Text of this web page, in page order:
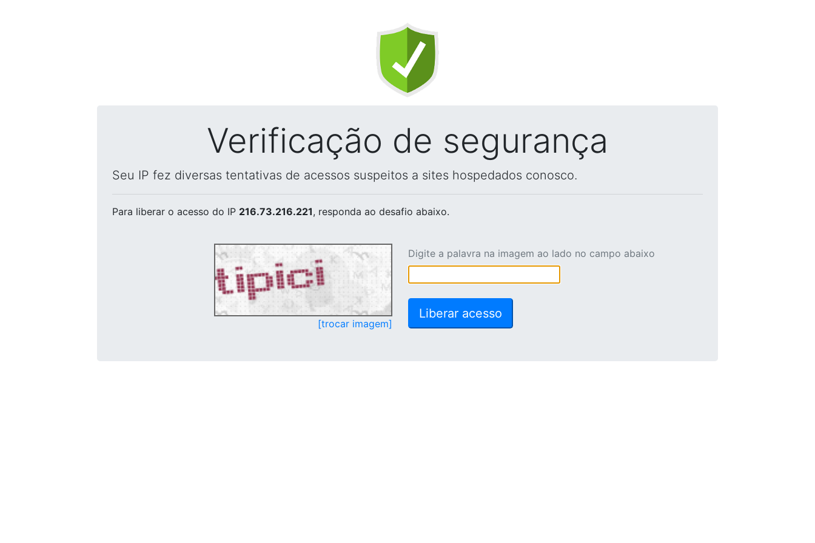
Verificação de segurança
Seu IP fez diversas tentativas de acessos suspeitos a sites hospedados conosco.
Para liberar o acesso do IP 216.73.216.221, responda ao desafio abaixo.
[trocar imagem]
Digite a palavra na imagem ao lado no campo abaixo